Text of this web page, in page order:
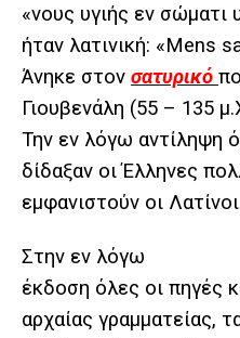
«νους υγιής εν σώματι
ήταν λατινική: «Mens
Άνηκε στον σατυρικό
Γιουβενάλη (55 – 135
Την εν λόγω αντίληψη
δίδαξαν οι Έλληνες
εμφανιστούν οι
Στην εν λόγω
έκδοση όλες οι πηγές
αρχαίας γραμματείας,